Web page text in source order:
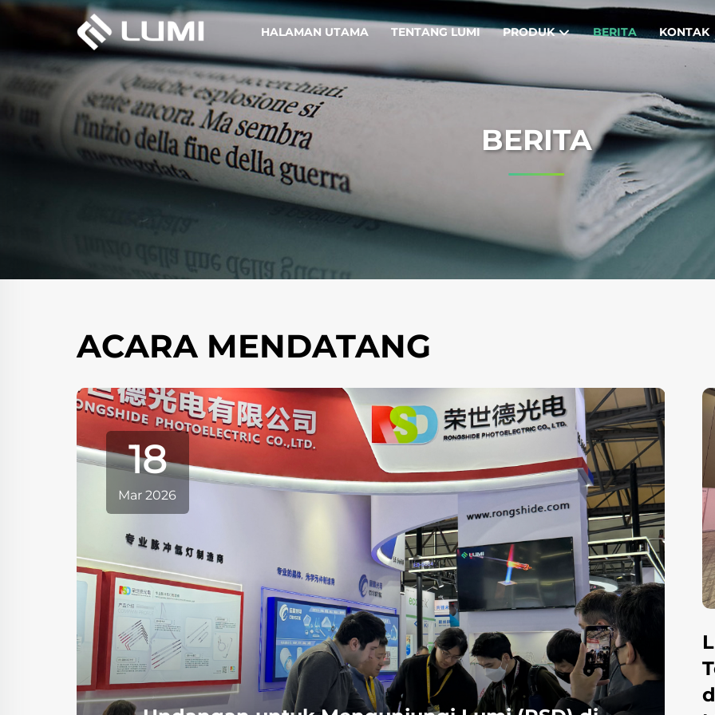
HALAMAN UTAMA TENTANG LUMI PRODUK BERITA KONTAK
BERITA
ACARA MENDATANG
10
Jul 2026
Lumi Photoelectric Technology Co., Ltd.
Undangan untuk
Mengunjungi Lumi (RSD) di
LASER World of PHOTONICS
Lumi Photoelectric
Technology Co., Ltd. Bersinar
di Laser Korea 2026,